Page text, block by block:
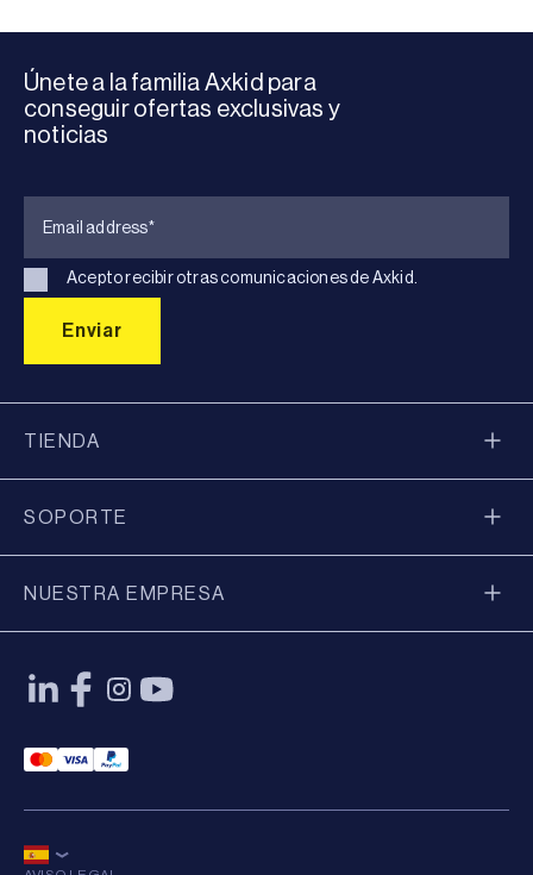
Únete a la familia Axkid para
conseguir ofertas exclusivas y
noticias
Acepto recibir otras comunicaciones de Axkid.
TIENDA
SOPORTE
NUESTRA EMPRESA
Mastercard Payment
Visa Payment
Paypal Payment